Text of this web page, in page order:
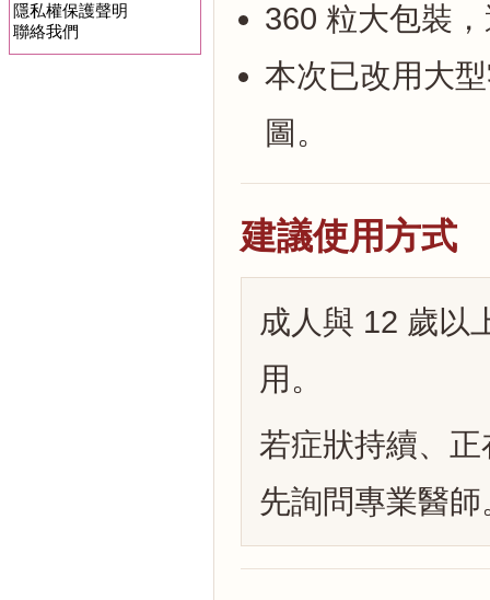
隱私權保護聲明
聯絡我們
360 粒大包裝
本次已改用大
圖。
建議使用方式
成人與 12 歲以
用。
若症狀持續、
先詢問專業醫師